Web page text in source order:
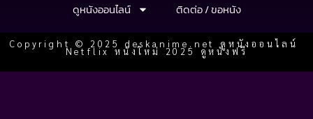
ดูหนังออนไลน์
ติดต่อ / ขอหนัง
Copyright © 2025 deskanime.net ดูหนังออนไลน์
Netflix หนังใหม่ 2025 ดูหนังฟรี